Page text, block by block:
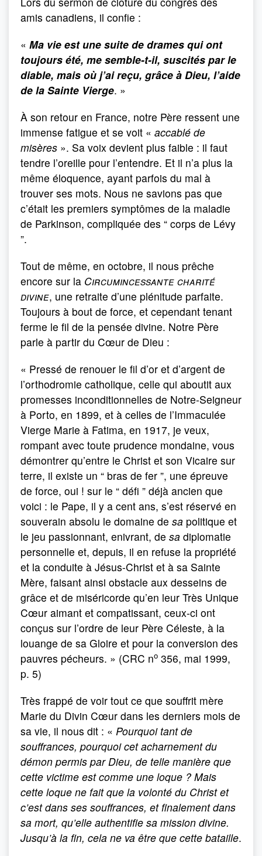
amis canadiens, il confie :
« Ma vie est une suite de drames qui ont
toujours été, me semble-t-il, suscités par le
diable, mais où j’ai reçu, grâce à Dieu, l’aide
de la Sainte Vierge. »
À son retour en France, notre Père ressent une
immense fatigue et se voit « accablé de
misères ». Sa voix devient plus faible : il faut
tendre l’oreille pour l’entendre. Et il n’a plus la
même éloquence, ayant parfois du mal à
trouver ses mots. Nous ne savions pas que
c’était les premiers symptômes de la maladie
de Parkinson, compliquée des “ corps de Lévy
”.
Tout de même, en octobre, il nous prêche
encore sur la Circumincessante charité
divine, une retraite d’une plénitude parfaite.
Toujours à bout de force, et cependant tenant
ferme le fil de la pensée divine. Notre Père
parle à partir du Cœur de Dieu :
« Pressé de renouer le fil d’or et d’argent de
l’orthodromie catholique, celle qui aboutit aux
promesses inconditionnelles de Notre-Seigneur
à Porto, en 1899, et à celles de l’Immaculée
Vierge Marie à Fatima, en 1917, je veux,
rompant avec toute prudence mondaine, vous
démontrer qu’entre le Christ et son Vicaire sur
terre, il existe un “ bras de fer ”, une épreuve
de force, oui ! sur le “ défi ” déjà ancien que
voici : le Pape, il y a cent ans, s’est réservé en
souverain absolu le domaine de sa politique et
le jeu passionnant, enivrant, de sa diplomatie
personnelle et, depuis, il en refuse la propriété
et la conduite à Jésus-Christ et à sa Sainte
Mère, faisant ainsi obstacle aux desseins de
grâce et de miséricorde qu’en leur Très Unique
Cœur aimant et compatissant, ceux-ci ont
conçus sur l’ordre de leur Père Céleste, à la
louange de sa Gloire et pour la conversion des
pauvres pécheurs. » (CRC no 356, mai 1999,
p. 5)
Très frappé de voir tout ce que souffrit mère
Marie du Divin Cœur dans les derniers mois de
sa vie, il nous dit : « Pourquoi tant de
souffrances, pourquoi cet acharnement du
démon permis par Dieu, de telle manière que
cette victime est comme une loque ? Mais
cette loque ne fait que la volonté du Christ et
c’est dans ses souffrances, et finalement dans
sa mort, qu’elle authentifie sa mission divine.
Jusqu’à la fin, cela ne va être que cette bataille.